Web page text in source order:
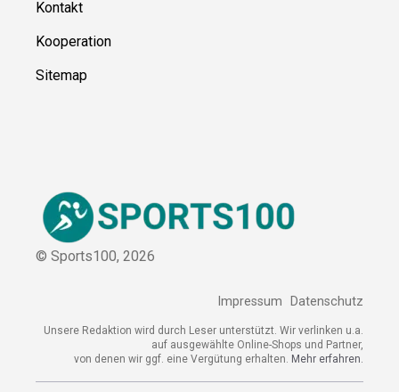
Kontakt
Kooperation
Impressum Datenschutz
Unsere Redaktion wird durch Leser unterstützt. Wir verlinken
u.a. auf ausgewählte Online-Shops und Partner,
von denen wir ggf. eine Vergütung erhalten.Mehr erfahren.